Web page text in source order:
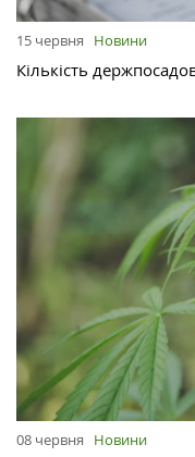
15 червня Новини
Кількість
08 червня Новини